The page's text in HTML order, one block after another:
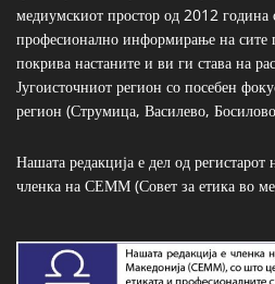
медиумскиот простор од 2012 година
професионално информирање на сите
покрива настаните и ви ги става на
Југоисточниот регион со посебен
регион (Струмица, Василево,
Нашата редакција е дел од
членка на СЕММ (Совет за етика во